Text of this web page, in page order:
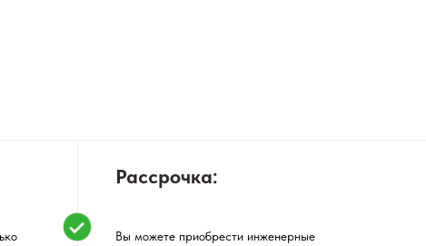
Рассрочка:
Вы можете приобрести инженерные